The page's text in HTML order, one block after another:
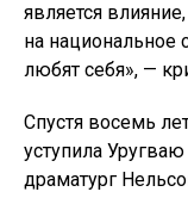
является
на национальное
любят себя», —
Спустя восемь
уступила
драматург